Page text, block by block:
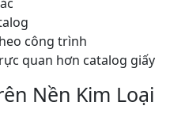
công trình
quan hơn catalog giấy
Nền Kim Loại